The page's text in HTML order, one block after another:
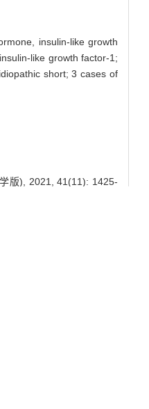
insulin-like growth
like growth factor-1;
short; 3 cases of
版), 2021, 41(11): 1425-